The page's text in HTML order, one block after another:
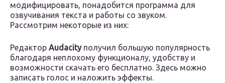
модифицировать, понадобится программа для
озвучивания текста и работы со звуком.
Рассмотрим некоторые из них:
Редактор Audacityполучил большую популярность
благодаря неплохому функционалу, удобству и
возможности скачать его бесплатно. Здесь можно
записать голос и наложить эффекты.